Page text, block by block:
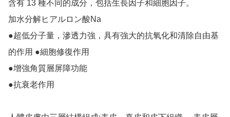
含有 13 種不同的成分，包括生長因子和細胞因子。
加水分解ヒアルロン酸Na
●超低分子量，滲透力強，具有強大的抗氧化和清除自由基
的作用 ●細胞修復作用
●增強角質層屏障功能
●抗衰老作用